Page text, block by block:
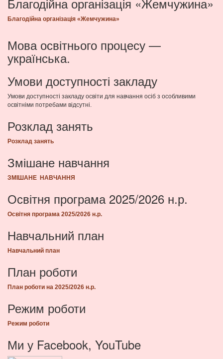
Благодійна організація «Жемчужина»
Мова освітнього процесу —
українська.
Умови доступності закладу
Умови доступності закладу освіти для навчання осіб з особливими
освітніми потребами відсутні.
Розклад занять
Розклад занять
Змішане навчання
ЗМІШАНЕ НАВЧАННЯ
Освітня програма 2025/2026 н.р.
Освітня програма 2025/2026 н.р.
Навчальний план
Навчальний план
План роботи
План роботи на 2025/2026 н.р.
Режим роботи
Режим роботи
Ми у Facebook, YouTube